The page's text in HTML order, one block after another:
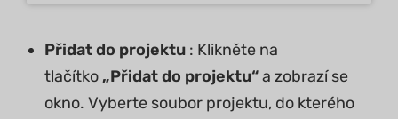
Přidat do projektu : Klikněte na
tlačítko „Přidat do projektu“a zobrazí se
okno. Vyberte soubor projektu, do kterého